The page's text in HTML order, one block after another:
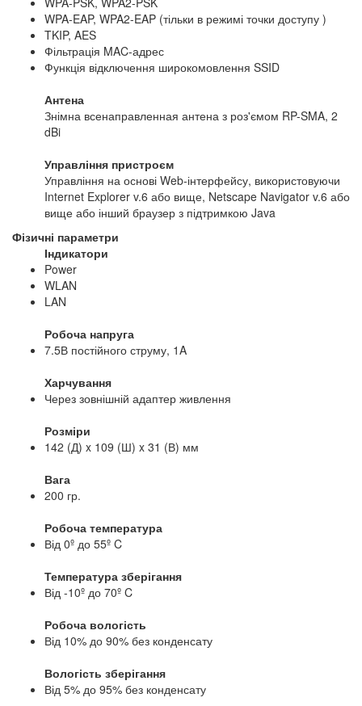
WPA-EAP, WPA2-EAP (тільки в режимі точки доступу )
TKIP, AES
Фільтрація MAC-адрес
Функція відключення широкомовлення SSID
Антена
Знімна всенаправленная антена з роз'ємом RP-SMA, 2
dBi
Управління пристроєм
Управління на основі Web-інтерфейсу, використовуючи
Internet Explorer v.6 або вище, Netscape Navigator v.6 або
вище або інший браузер з підтримкою Java
Фізичні параметри
Індикатори
Power
WLAN
LAN
Робоча напруга
7.5В постійного струму, 1A
Харчування
Через зовнішній адаптер живлення
Розміри
142 (Д) x 109 (Ш) x 31 (В) мм
Вага
200 гр.
Робоча температура
Від 0º до 55º C
Температура зберігання
Від -10º до 70º C
Робоча вологість
Від 10% до 90% без конденсату
Вологість зберігання
Від 5% до 95% без конденсату